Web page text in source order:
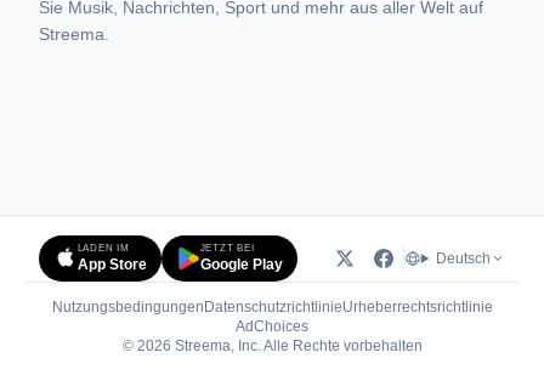
Sie Musik, Nachrichten, Sport und mehr aus aller Welt auf
Streema.
LADEN IM
App Store
JETZT BEI
Google Play Deutsch
Nutzungsbedingungen DatenschutzrichtlinieUrheberrechtsrichtlinie
AdChoices(öffnet in neuem Tab)
© 2026 Streema, Inc. Alle Rechte vorbehalten